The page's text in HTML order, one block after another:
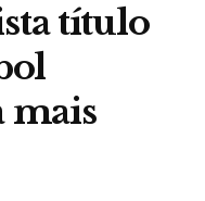
título
mais